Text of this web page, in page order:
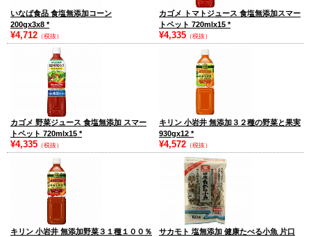
いなば食品 食塩無添加コーン
200gx3x8 *
¥4,712 （税抜）
カゴメ トマトジュース 食塩無添加スマー
トペット 720mlx15 *
¥4,335 （税抜）
カゴメ 野菜ジュース 食塩無添加 スマー
トペット 720mlx15 *
¥4,335 （税抜）
キリン 小岩井 無添加３２種の野菜と果実
930gx12 *
¥4,572 （税抜）
キリン 小岩井 無添加野菜３１種１００％
サカモト 塩無添加 健康たべる小魚 片口